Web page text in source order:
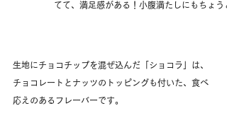
てて、満足感がある！小腹満たしにもちょう
生地にチョコチップを混ぜ込んだ「ショコラ」は、
チョコレートとナッツのトッピングも付いた、食べ
応えのあるフレーバーです。